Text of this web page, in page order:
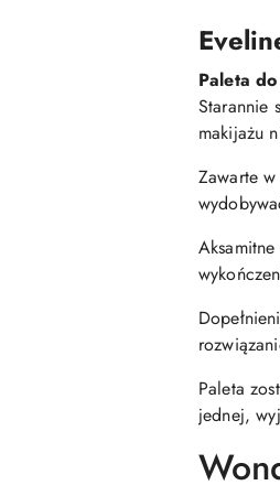
Paleta
Starannie
makijażu
Zawarte
Paleta
jednej,